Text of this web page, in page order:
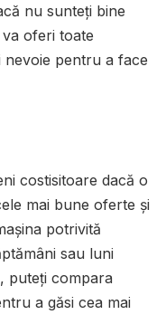
nu sunteți bine
oferi toate
nevoie pentru a face
costisitoare dacă o
mai bune oferte și
potrivită
sau luni
puteți compara
a găsi cea mai